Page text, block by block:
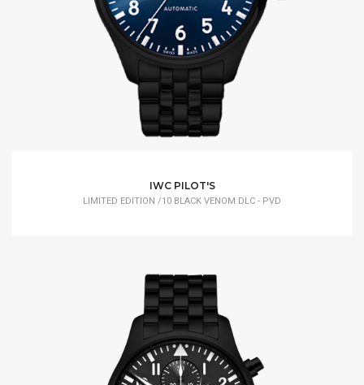
IWC PILOT'S
LIMITED EDITION /10 BLACK VENOM DLC - PVD